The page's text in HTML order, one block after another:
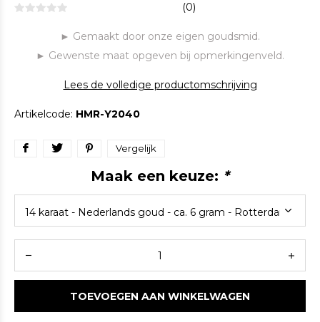
(0)
► Gemaakt door onze eigen goudsmid.
► Gewenste maat opgeven bij opmerkingenveld.
Lees de volledige productomschrijving
Artikelcode: HMR-Y2040
Vergelijk
Maak een keuze: *
TOEVOEGEN AAN WINKELWAGEN